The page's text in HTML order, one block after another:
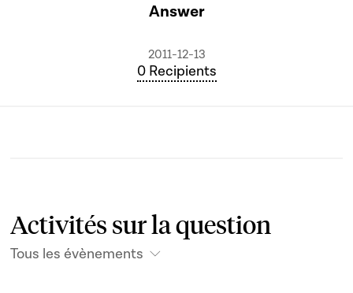
Answer
2011-12-13
0 Recipients
Activités sur la question
Tous les évènements